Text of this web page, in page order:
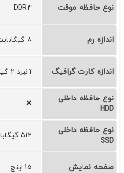
نوع حافظه موقت DDR4
اندازه رم 8 گیگابایت
اندازه کارت گرافیگ آنبرد 2 گیگابایت
نوع حافظه داخلی
HDD
❌
نوع حافظه داخلی
SSD
512 گیگابایت ✔️
صفحه نمایش 15 اینچ